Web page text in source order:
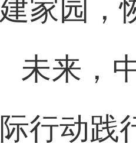
建家园，
未来，
际行动践